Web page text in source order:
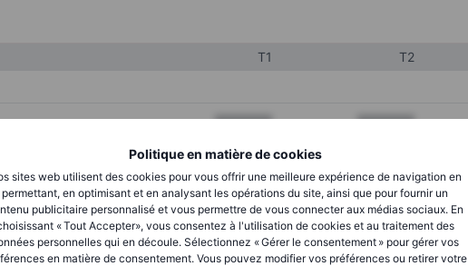
Politique en matière de cookies
sites web utilisent des cookies pour vous offrir une meilleure expérience de navigation en
permettant, en optimisant et en analysant les opérations du site, ainsi que pour fournir un
publicitaire personnalisé et vous permettre de vous connecter aux médias sociaux. En
« Tout Accepter», vous consentez à l'utilisation de cookies et au traitement des
personnelles qui en découle. Sélectionnez « Gérer le consentement » pour gérer vos
en matière de consentement. Vous pouvez modifier vos préférences ou retirer votre
T1 T2
XXXXXXX XXXXXXX
XXXXXXX
XXXXXXX XXXXXXX
XXXXXXX XXXXXXX